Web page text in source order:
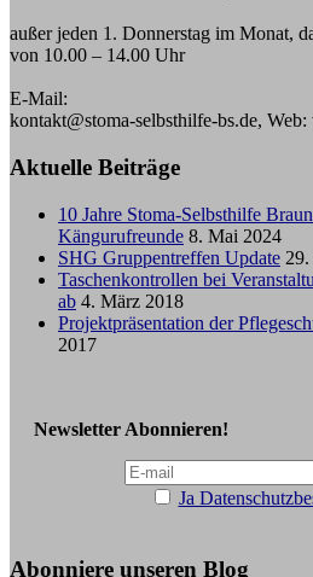
außer jeden 1. Donnerstag im Monat,
von 10.00 – 14.00 Uhr
E-Mail:
kontakt@stoma-selbsthilfe-bs.de,
Aktuelle Beiträge
10 Jahre Stoma-Selbsthilfe
Kängurufreunde 8. Mai 2024
SHG Gruppentreffen Update
Taschenkontrollen bei
ab 4. März 2018
Projektpräsentation der
2017
Newsletter Abonnieren!
Ja
Abonniere unseren Blog